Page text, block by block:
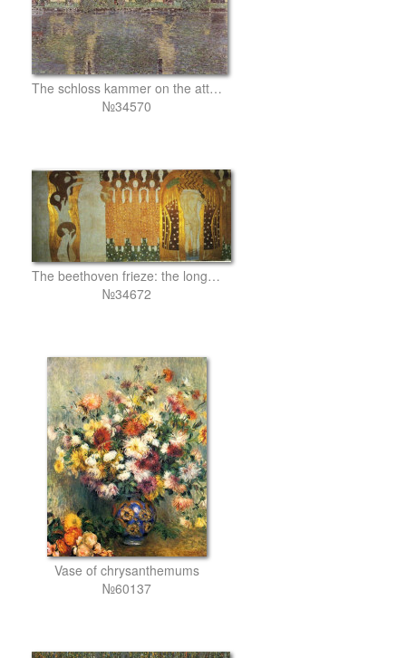
The schloss kammer on the attersee, iii
№34570
The beethoven frieze: the longing for happiness finds repose in poetry. right wall
№34672
Vase of chrysanthemums
№60137